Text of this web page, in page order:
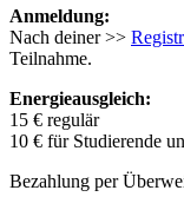
Anmeldung:
Nach deiner >>
Teilnahme.
Energieausgleich:
15 € regulär
10 € für Studierende
Bezahlung per